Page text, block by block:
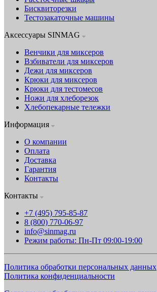
Бисквиторезки
Тестозакаточные машины
Аксессуары SINMAG
Венчики для миксеров
Взбиватели для миксеров
Дежи для миксеров
Крюки для миксеров
Крюки для тестомесов
Ножи для хлеборезок
Хлебопекарные тележки
Информация
О компании
Оплата
Доставка
Гарантия
Контакты
Контакты
+7 (495) 795-85-87
8 (800) 770-06-97
info@sinmag.ru
Режим работы: Пн-Пт 09:00-19:00
Политика обработки персональных данных
Политика конфиденциальности